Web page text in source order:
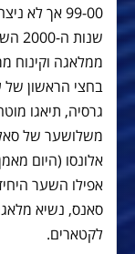
ממלאגה וקינוח
גרסיה, תיאגו
משלושער של
אלונסו (היום
אפילו השער
סאנס, נשיא
לקטארים.